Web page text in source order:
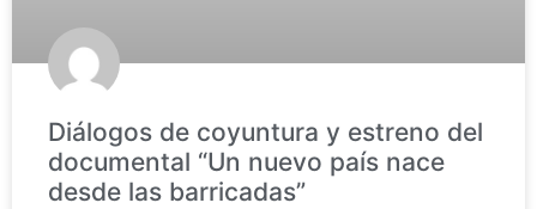
Diálogos de coyuntura y estreno del
documental “Un nuevo país nace
desde las barricadas”